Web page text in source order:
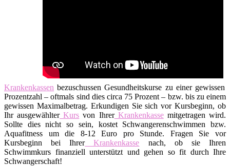
Krankenkassen bezuschussen Gesundheitskurse zu einer gewissen
Prozentzahl – oftmals sind dies circa 75 Prozent – bzw. bis zu einem
gewissen Maximalbetrag. Erkundigen Sie sich vor Kursbeginn, ob
Ihr ausgewählterKurs von IhrerKrankenkassemitgetragen wird.
Sollte dies nicht so sein, kostet Schwangerenschwimmen bzw.
Aquafitness um die 8-12 Euro pro Stunde. Fragen Sie vor
Kursbeginn bei IhrerKrankenkasse nach, ob sie Ihren
Schwimmkurs finanziell unterstützt und gehen so fit durch Ihre
Schwangerschaft!